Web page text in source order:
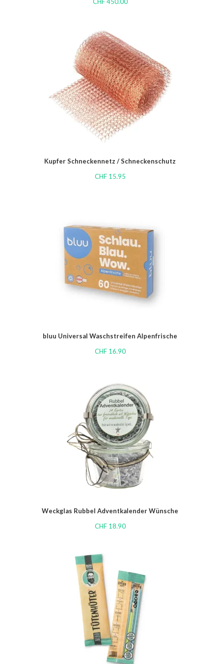
Kupfer Schneckennetz / Schneckenschutz
CHF15.95
bluu Universal Waschstreifen Alpenfrische
CHF16.90
Weckglas Rubbel Adventkalender Wünsche
CHF18.90